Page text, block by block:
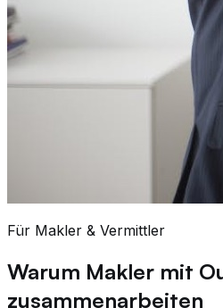
Für Makler & Vermittler
Warum Makler mit
zusammenarbeiten